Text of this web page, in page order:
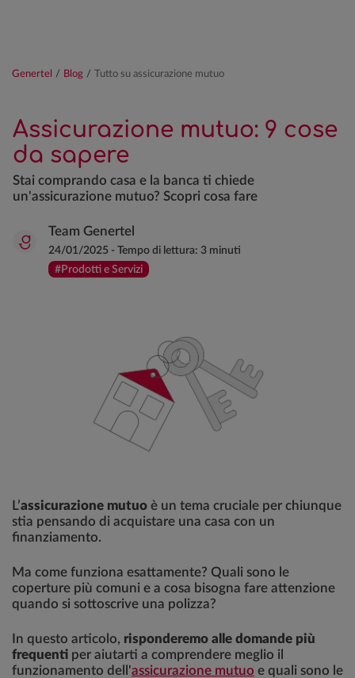
Genertel / Blog / Tutto su assicurazione mutuo
Assicurazione mutuo: 9 cose
da sapere
Stai comprando casa e la banca ti chiede
un'assicurazione mutuo? Scopri cosa fare
Team Genertel
#Prodotti e Servizi
24/01/2025 - Tempo di lettura: 3 minuti
L’assicurazione mutuo è un tema cruciale per chiunque
stia pensando di acquistare una casa con un
finanziamento.
Ma come funziona esattamente? Quali sono le
coperture più comuni e a cosa bisogna fare attenzione
quando si sottoscrive una polizza?
In questo articolo, risponderemo alle domande più
frequenti per aiutarti a comprendere meglio il
funzionamento dell'assicurazione mutuo e quali sono le